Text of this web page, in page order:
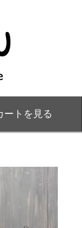
ートを見る